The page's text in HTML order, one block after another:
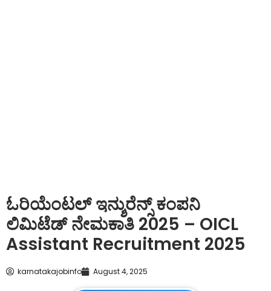
ಓರಿಯೆಂಟಲ್ ಇನ್ಶುರೆನ್ಸ್ ಕಂಪನಿ
ಲಿಮಿಟೆಡ್ ನೇಮಕಾತಿ 2025 – OICL
Assistant Recruitment 2025
karnatakajobinfo August 4, 2025